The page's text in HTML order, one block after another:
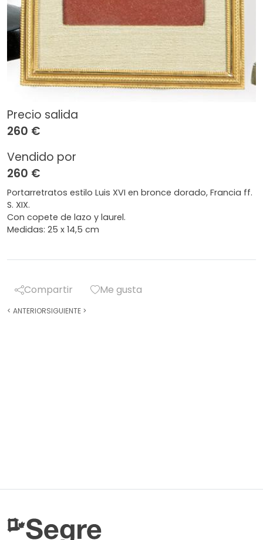
Precio salida
260 €
Vendido por
260 €
Portarretratos estilo Luis XVI en bronce dorado, Francia ff.
S. XIX.
Con copete de lazo y laurel.
Medidas: 25 x 14,5 cm
Compartir Me gusta
< ANTERIORSIGUIENTE >